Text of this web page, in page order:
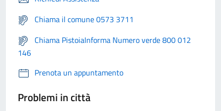
Chiama il comune 0573 3711
Chiama PistoiaInforma Numero verde 800 012
146
Prenota un appuntamento
Problemi in città